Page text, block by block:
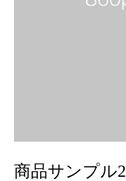
商品サンプル2